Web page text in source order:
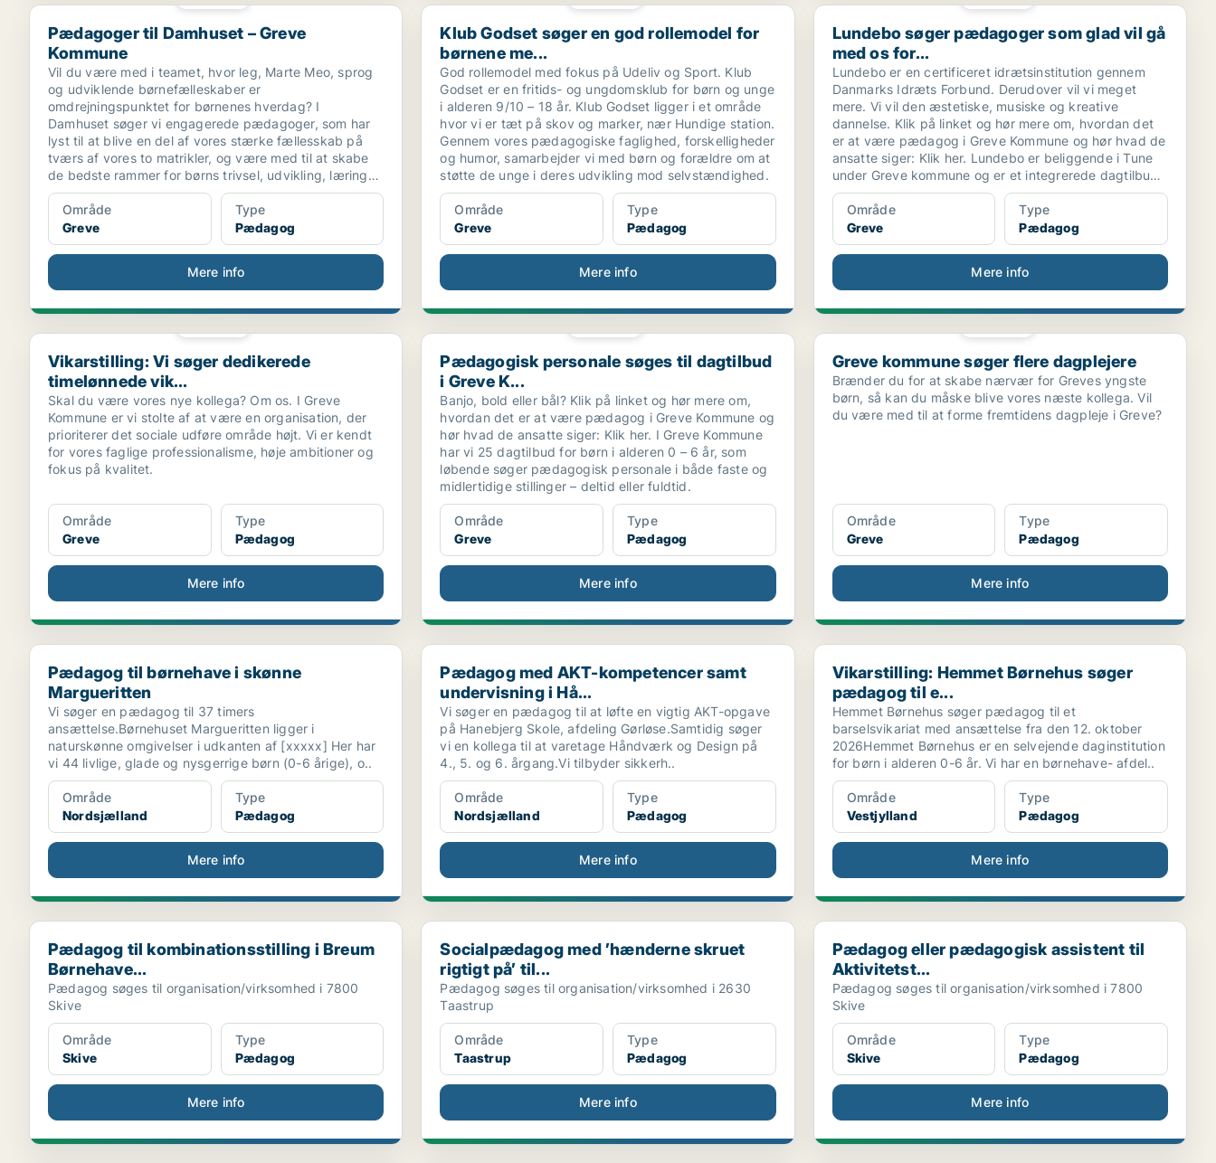
Pædagoger til Damhuset – Greve Kommune
Pædagoger til Damhuset – Greve
Kommune
Vil du være med i teamet, hvor leg, Marte Meo, sprog
og udviklende børnefælleskaber er
omdrejningspunktet for børnenes hverdag? I
Damhuset søger vi engagerede pædagoger, som har
lyst til at blive en del af vores stærke fællesskab på
tværs af vores to matrikler, og være med til at skabe
de bedste rammer for børns trivsel, udvikling, læring
og dannelse.
Område
Greve
Type
Pædagog
Mere info
Klub Godset søger en god rollemodel for børnene me...
Klub Godset søger en god rollemodel for
børnene me...
God rollemodel med fokus på Udeliv og Sport. Klub
Godset er en fritids- og ungdomsklub for børn og unge
i alderen 9/10 – 18 år. Klub Godset ligger i et område
hvor vi er tæt på skov og marker, nær Hundige station.
Gennem vores pædagogiske faglighed, forskelligheder
og humor, samarbejder vi med børn og forældre om at
støtte de unge i deres udvikling mod selvstændighed.
Område
Greve
Type
Pædagog
Mere info
Lundebo søger pædagoger som glad vil gå med os for...
Lundebo søger pædagoger som glad vil gå
med os for...
Lundebo er en certificeret idrætsinstitution gennem
Danmarks Idræts Forbund. Derudover vil vi meget
mere. Vi vil den æstetiske, musiske og kreative
dannelse. Klik på linket og hør mere om, hvordan det
er at være pædagog i Greve Kommune og hør hvad de
ansatte siger: Klik her. Lundebo er beliggende i Tune
under Greve kommune og er et integrerede dagtilbud
for børn fra 0-6 år.
Område
Greve
Type
Pædagog
Mere info
Vikarstilling: Vi søger dedikerede timelønnede vik...
Vikarstilling: Vi søger dedikerede
timelønnede vik...
Skal du være vores nye kollega? Om os. I Greve
Kommune er vi stolte af at være en organisation, der
prioriterer det sociale udføre område højt. Vi er kendt
for vores faglige professionalisme, høje ambitioner og
fokus på kvalitet.
Område
Greve
Type
Pædagog
Mere info
Pædagogisk personale søges til dagtilbud i Greve K...
Pædagogisk personale søges til dagtilbud
i Greve K...
Banjo, bold eller bål? Klik på linket og hør mere om,
hvordan det er at være pædagog i Greve Kommune og
hør hvad de ansatte siger: Klik her. I Greve Kommune
har vi 25 dagtilbud for børn i alderen 0 – 6 år, som
løbende søger pædagogisk personale i både faste og
midlertidige stillinger – deltid eller fuldtid.
Område
Greve
Type
Pædagog
Mere info
Greve kommune søger flere dagplejere
Greve kommune søger flere dagplejere
Brænder du for at skabe nærvær for Greves yngste
børn, så kan du måske blive vores næste kollega. Vil
du være med til at forme fremtidens dagpleje i Greve?
Område
Greve
Type
Pædagog
Mere info
Pædagog til børnehave i skønne Margueritten
Pædagog til børnehave i skønne
Margueritten
Vi søger en pædagog til 37 timers
ansættelse.Børnehuset Margueritten ligger i
naturskønne omgivelser i udkanten af [xxxxx] Her har
vi 44 livlige, glade og nysgerrige børn (0-6 årige), o..
Område
Nordsjælland
Type
Pædagog
Mere info
Pædagog med AKT-kompetencer samt undervisning i Hå...
Pædagog med AKT-kompetencer samt
undervisning i Hå...
Vi søger en pædagog til at løfte en vigtig AKT-opgave
på Hanebjerg Skole, afdeling Gørløse.Samtidig søger
vi en kollega til at varetage Håndværk og Design på
4., 5. og 6. årgang.Vi tilbyder sikkerh..
Område
Nordsjælland
Type
Pædagog
Mere info
Vikarstilling: Hemmet Børnehus søger pædagog til e...
Vikarstilling: Hemmet Børnehus søger
pædagog til e...
Hemmet Børnehus søger pædagog til et
barselsvikariat med ansættelse fra den 12. oktober
2026Hemmet Børnehus er en selvejende daginstitution
for børn i alderen 0-6 år. Vi har en børnehave- afdel..
Område
Vestjylland
Type
Pædagog
Mere info
Pædagog til kombinationsstilling i Breum Børnehave...
Pædagog til kombinationsstilling i Breum
Børnehave...
Pædagog søges til organisation/virksomhed i 7800
Skive
Område
Skive
Type
Pædagog
Mere info
Socialpædagog med ’hænderne skruet rigtigt på’ til...
Socialpædagog med ’hænderne skruet
rigtigt på’ til...
Pædagog søges til organisation/virksomhed i 2630
Taastrup
Område
Taastrup
Type
Pædagog
Mere info
Pædagog eller pædagogisk assistent til Aktivitetst...
Pædagog eller pædagogisk assistent til
Aktivitetst...
Pædagog søges til organisation/virksomhed i 7800
Skive
Område
Skive
Type
Pædagog
Mere info